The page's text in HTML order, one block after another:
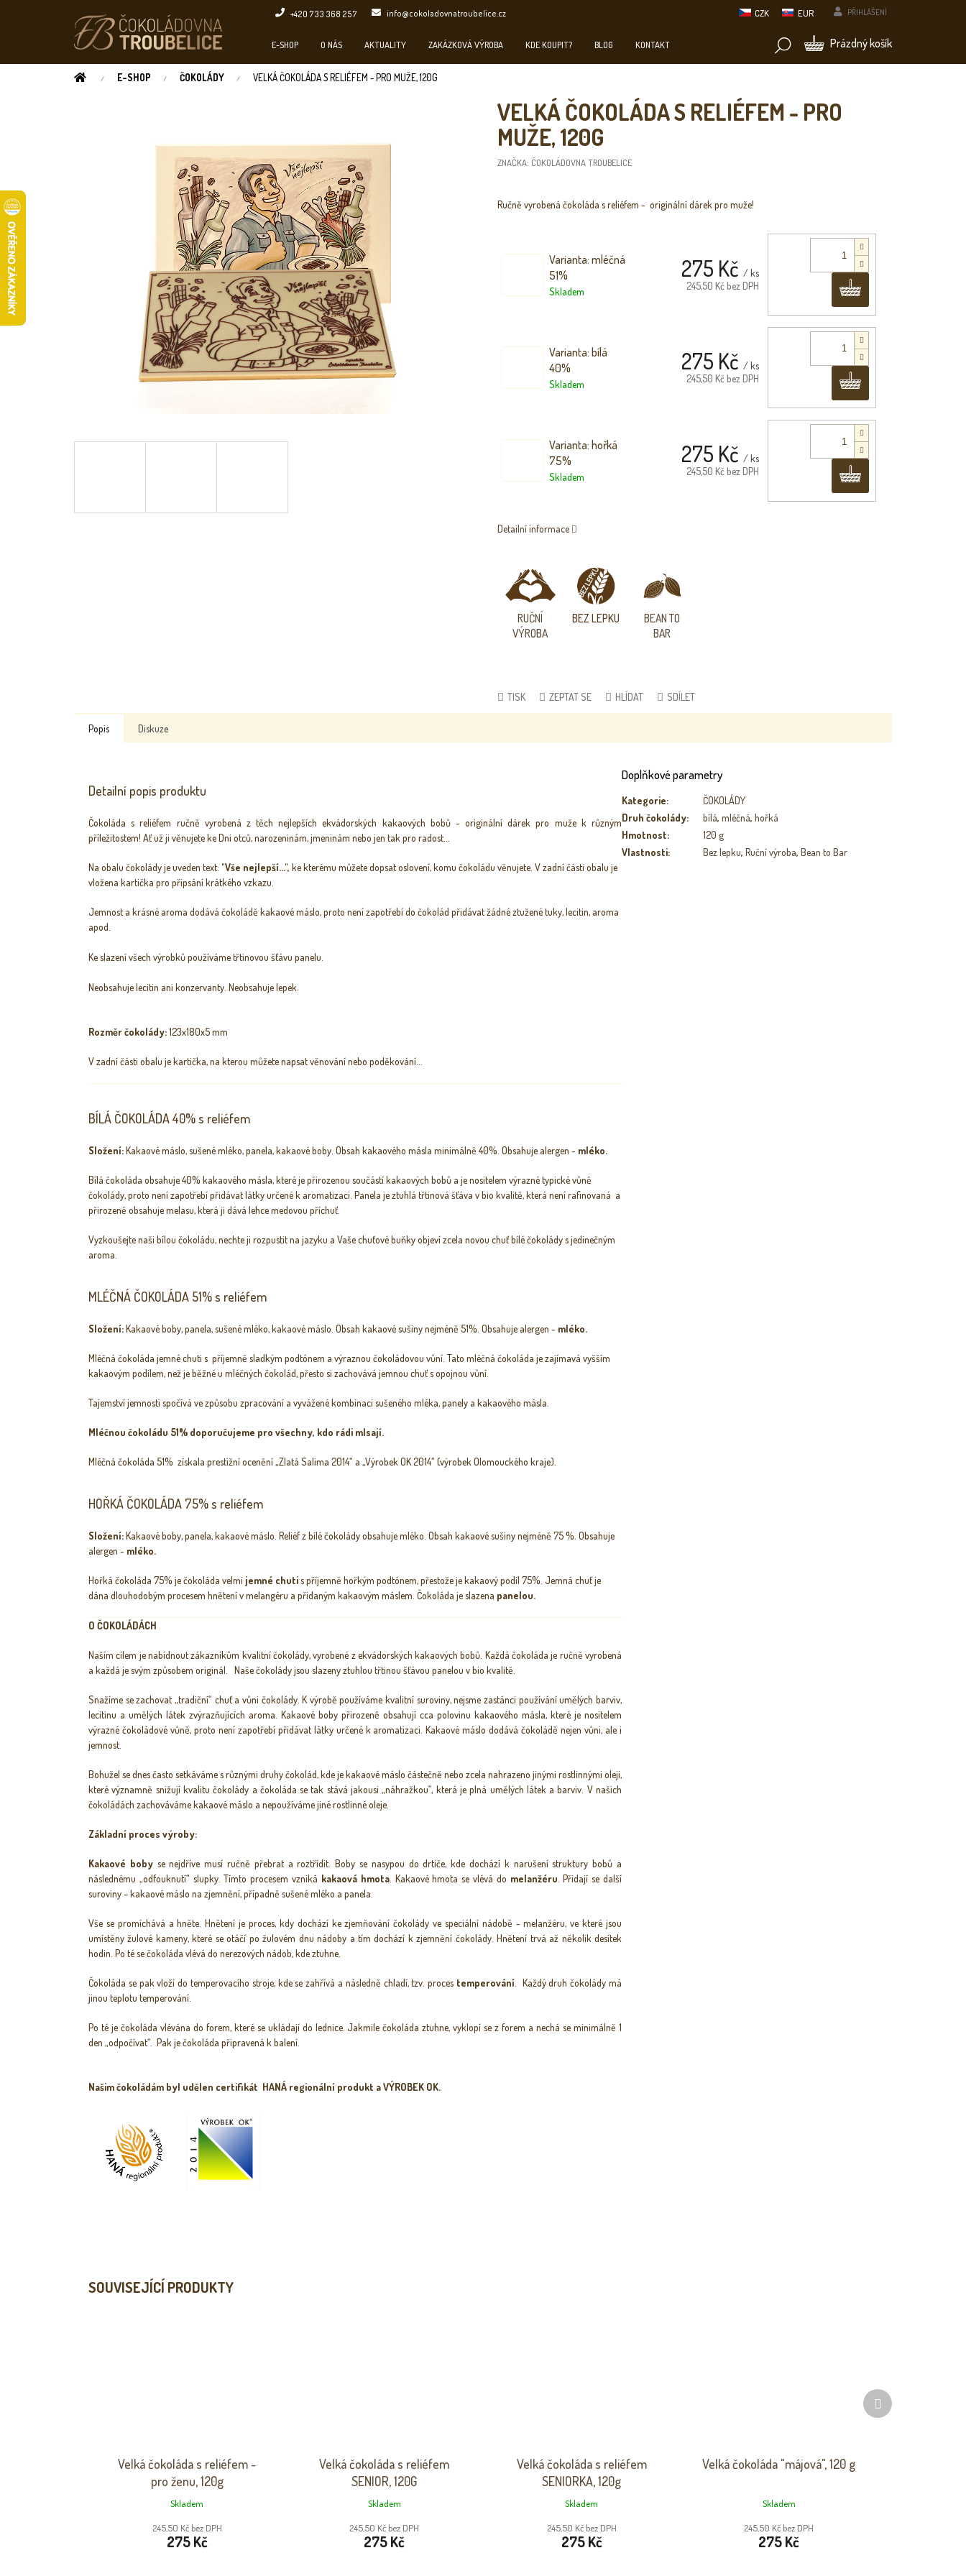
+420 733 368 257 info@cokoladovnatroubelice.cz CZK EUR PŘIHLÁŠENÍ
NÁKUPNÍ
Prázdný košík
E-SHOP O NÁS AKTUALITY ZAKÁZKOVÁ VÝROBA KDE KOUPIT? BLOG KONTAKT
DOMŮ E-SHOP ČOKOLÁDY VELKÁ ČOKOLÁDA S RELIÉFEM - PRO MUŽE, 120G
VELKÁ ČOKOLÁDA S RELIÉFEM - PRO
MUŽE, 120G
ZNAČKA: ČOKOLÁDOVNA TROUBELICE
Varianta: mléčná
51%
Skladem
275 Kč / ks
245,50 Kč bez DPH
Varianta: bílá
40%
Skladem
275 Kč / ks
245,50 Kč bez DPH
Varianta: hořká
75%
Skladem
275 Kč / ks
245,50 Kč bez DPH
Ručně vyrobená čokoláda s reliéfem - originální dárek pro muže!
Detailní informace
RUČNÍ
VÝROBA
BEZ LEPKU
BEAN TO
BAR
TISK ZEPTAT SE HLÍDAT SDÍLET
SOUVISEJÍCÍ PRODUKTY
Velká čokoláda s reliéfem -
pro ženu, 120g
Skladem
245,50 Kč bez DPH
275 Kč
Velká čokoláda s reliéfem
SENIOR, 120G
Skladem
245,50 Kč bez DPH
275 Kč
Velká čokoláda s reliéfem
SENIORKA, 120g
Skladem
245,50 Kč bez DPH
275 Kč
Velká čokoláda "májová", 120 g
Skladem
245,50 Kč bez DPH
275 Kč
Další
produkt
Popis Diskuze
Detailní popis produktu
Čokoláda s reliéfem ručně vyrobená z těch nejlepších ekvádorských kakaových bobů - originální dárek pro muže k různým
příležitostem! Ať už ji věnujete ke Dni otců, narozeninám, jmeninám nebo jen tak pro radost...
Na obalu čokolády je uveden text: "Vše nejlepší...", ke kterému můžete dopsat oslovení, komu čokoládu věnujete. V zadní části obalu je
vložena kartička pro připsání krátkého vzkazu.
Jemnost a krásné aroma dodává čokoládě kakaové máslo, proto není zapotřebí do čokolád přidávat žádné ztužené tuky, lecitin, aroma
apod.
Ke slazení všech výrobků používáme třtinovou šťávu panelu.
Neobsahuje lecitin ani konzervanty. Neobsahuje lepek.
Rozměr čokolády:123x180x5 mm
V zadní části obalu je kartička, na kterou můžete napsat věnování nebo poděkování...
BÍLÁ ČOKOLÁDA 40% s reliéfem
Složení:Kakaové máslo, sušené mléko, panela, kakaové boby. Obsah kakaového másla minimálně 40%. Obsahuje alergen - mléko.
Bílá čokoláda obsahuje 40% kakaového másla, které je přirozenou součástí kakaových bobů a je nositelem výrazné typické vůně
čokolády, proto není zapotřebí přidávat látky určené k aromatizaci. Panela je ztuhlá třtinová šťáva v bio kvalitě, která není rafinovaná a
přirozeně obsahuje melasu, která ji dává lehce medovou příchuť.
Vyzkoušejte naši bílou čokoládu, nechte ji rozpustit na jazyku a Vaše chuťové buňky objeví zcela novou chuť bílé čokolády s jedinečným
aroma.
MLÉČNÁ ČOKOLÁDA 51% s reliéfem
Složení:Kakaové boby, panela, sušené mléko, kakaové máslo. Obsah kakaové sušiny nejméně 51%. Obsahuje alergen - mléko.
Mléčná čokoláda jemné chuti s příjemně sladkým podtónem a výraznou čokoládovou vůní. Tato mléčná čokoláda je zajímavá vyšším
kakaovým podílem, než je běžné u mléčných čokolád, přesto si zachovává jemnou chuť s opojnou vůní.
Tajemství jemnosti spočívá ve způsobu zpracování a vyvážené kombinaci sušeného mléka, panely a kakaového másla.
Mléčnou čokoládu 51% doporučujeme pro všechny, kdo rádi mlsají.
Mléčná čokoláda 51% získala prestižní ocenění „Zlatá Salima 2014“ a „Výrobek OK 2014“ (výrobek Olomouckého kraje).
HOŘKÁ ČOKOLÁDA 75% s reliéfem
Složení:Kakaové boby, panela, kakaové máslo. Reliéf z bílé čokolády obsahuje mléko. Obsah kakaové sušiny nejméně 75 %. Obsahuje
alergen - mléko.
Hořká čokoláda 75% je čokoláda velmi jemné chutis příjemně hořkým podtónem, přestože je kakaový podíl 75%. Jemná chuť je
dána dlouhodobým procesem hnětení v melangéru a přidaným kakaovým máslem. Čokoláda je slazena panelou.
O ČOKOLÁDÁCH
Naším cílem je nabídnout zákazníkům kvalitní čokolády, vyrobené z ekvádorských kakaových bobů. Každá čokoláda je ručně vyrobená
a každá je svým způsobem originál. Naše čokolády jsou slazeny ztuhlou třtinou šťávou panelou v bio kvalitě.
Snažíme se zachovat „tradiční“ chuť a vůni čokolády. K výrobě používáme kvalitní suroviny, nejsme zastánci používání umělých barviv,
lecitinu a umělých látek zvýrazňujících aroma. Kakaové boby přirozeně obsahují cca polovinu kakaového másla, které je nositelem
výrazné čokoládové vůně, proto není zapotřebí přidávat látky určené k aromatizaci. Kakaové máslo dodává čokoládě nejen vůni, ale i
jemnost.
Bohužel se dnes často setkáváme s různými druhy čokolád, kde je kakaové máslo částečně nebo zcela nahrazeno jinými rostlinnými oleji,
které významně snižují kvalitu čokolády a čokoláda se tak stává jakousi „náhražkou“, která je plná umělých látek a barviv. V našich
čokoládách zachováváme kakaové máslo a nepoužíváme jiné rostlinné oleje.
Základní proces výroby:
Kakaové bobyse nejdříve musí ručně přebrat a roztřídit. Boby se nasypou do drtiče, kde dochází k narušení struktury bobů a
následnému „odfouknutí“ slupky. Tímto procesem vzniká kakaová hmota. Kakaové hmota se vlévá do melanžéru . Přidají se další
suroviny – kakaové máslo na zjemnění, případně sušené mléko a panela.
Vše se promíchává a hněte. Hnětení je proces, kdy dochází ke zjemňování čokolády ve speciální nádobě - melanžéru, ve které jsou
umístěny žulové kameny, které se otáčí po žulovém dnu nádoby a tím dochází k zjemnění čokolády. Hnětení trvá až několik desítek
hodin. Po té se čokoláda vlévá do nerezových nádob, kde ztuhne.
Čokoláda se pak vloží do temperovacího stroje, kde se zahřívá a následně chladí, tzv. proces temperování . Každý druh čokolády má
jinou teplotu temperování.
Po té je čokoláda vlévána do forem, které se ukládají do lednice. Jakmile čokoláda ztuhne, vyklopí se z forem a nechá se minimálně 1
den „odpočívat“. Pak je čokoláda připravená k balení.
Našim čokoládám byl udělen certifikát HANÁ regionální produkt a VÝROBEK OK.
Doplňkové parametry
Kategorie:
ČOKOLÁDY
Druh čokolády: bílá,mléčná,hořká
Hmotnost:
120 g
Vlastnosti: Bez lepku,Ruční výroba,Bean to Bar